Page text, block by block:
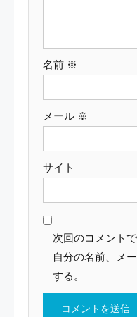
名前 ※
メール ※
サイト
次回のコメント
自分の名前、メ
する。